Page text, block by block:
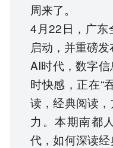
周来了。
4月22日，广东
启动，并重磅发
AI时代，数字
时快感，正在“
读，经典阅读
力。本期南都
代，如何深读